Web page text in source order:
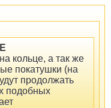
кольце, а так же
покатушки (на
продолжать
подобных